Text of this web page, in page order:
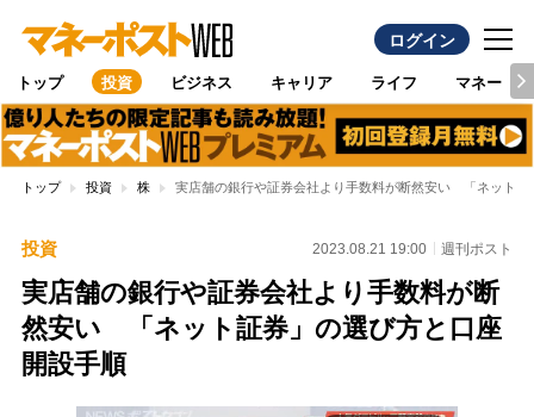
ログイン
トップ 投資 ビジネス キャリア ライフ マネー
トップ 投資 株 実店舗の銀行や証券会社より手数料が断然安い 「ネット証
投資 2023.08.21 19:00 週刊ポスト
実店舗の銀行や証券会社より手数料が断
然安い 「ネット証券」の選び方と口座
開設手順